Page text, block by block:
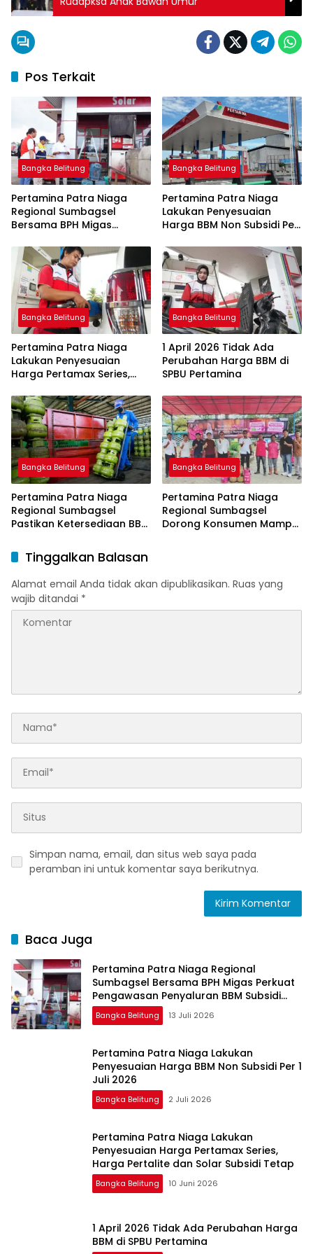
Pos Terkait
Bangka Belitung
Pertamina Patra Niaga
Regional Sumbagsel
Bersama BPH Migas
Penyaluran BBM Subsidi
bagi Nelayan melalui
Aplikasi XSTAR
Bangka Belitung
Pertamina Patra Niaga
Lakukan Penyesuaian
Harga BBM Non Subsidi Per
Bangka Belitung
Pertamina Patra Niaga
Lakukan Penyesuaian
Harga Pertamax Series,
Subsidi Tetap
Bangka Belitung
1 April 2026 Tidak Ada
Perubahan Harga BBM di
SPBU Pertamina
Bangka Belitung
Pertamina Patra Niaga
Regional Sumbagsel
Pastikan Ketersediaan BBM
Ramadan dan Menjelang
Idulfitri
Bangka Belitung
Pertamina Patra Niaga
Regional Sumbagsel
Dorong Konsumen Mampu
Tinggalkan Balasan
Alamat email Anda tidak akan dipublikasikan. Ruas yang
wajib ditandai *
Simpan nama, email, dan situs web saya pada
peramban ini untuk komentar saya berikutnya.
Baca Juga
Pertamina Patra Niaga Regional
Sumbagsel Bersama BPH Migas Perkuat
Pengawasan Penyaluran BBM Subsidi
bagi Nelayan melalui Aplikasi XSTAR
Bangka Belitung 13 Juli 2026
Pertamina Patra Niaga Lakukan
Penyesuaian Harga BBM Non Subsidi Per 1
Juli 2026
Bangka Belitung 2 Juli 2026
Pertamina Patra Niaga Lakukan
Penyesuaian Harga Pertamax Series,
Harga Pertalite dan Solar Subsidi Tetap
Bangka Belitung 10 Juni 2026
1 April 2026 Tidak Ada Perubahan Harga
BBM di SPBU Pertamina